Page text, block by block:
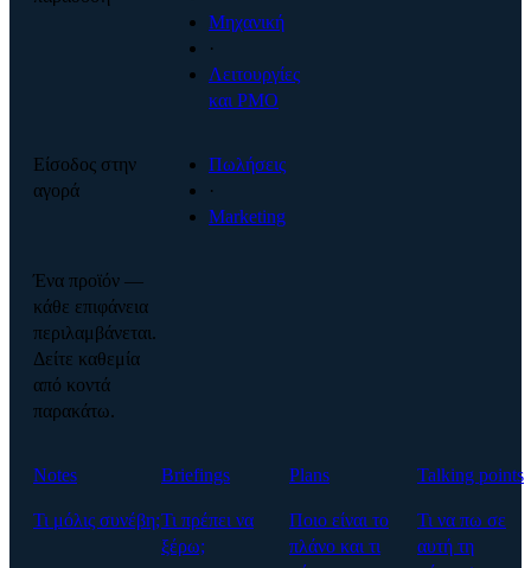
Μηχανική
·
Λειτουργίες
και PMO
Είσοδος στην
αγορά
Πωλήσεις
·
Marketing
Ένα προϊόν —
κάθε επιφάνεια
περιλαμβάνεται.
Δείτε καθεμία
από κοντά
παρακάτω.
Notes
Τι μόλις συνέβη;
Briefings
Τι πρέπει να
ξέρω;
Plans
Ποιο είναι το
πλάνο και τι
Talking points
Τι να πω σε
αυτή τη